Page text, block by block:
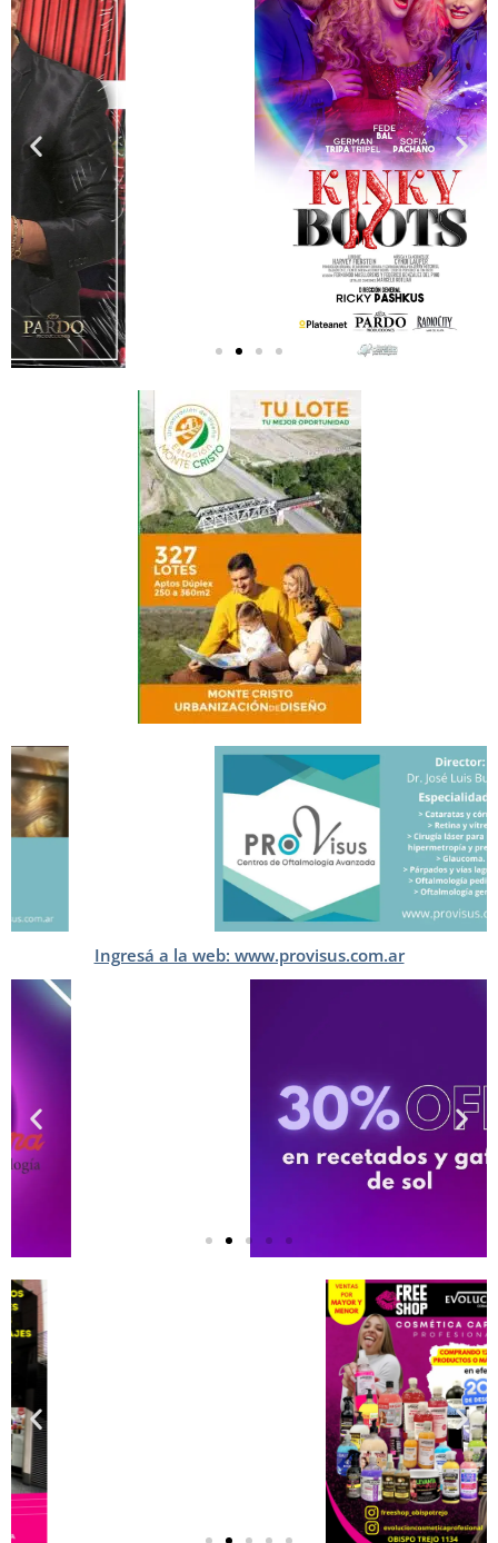
Ingresá a la web: www.provisus.com.ar